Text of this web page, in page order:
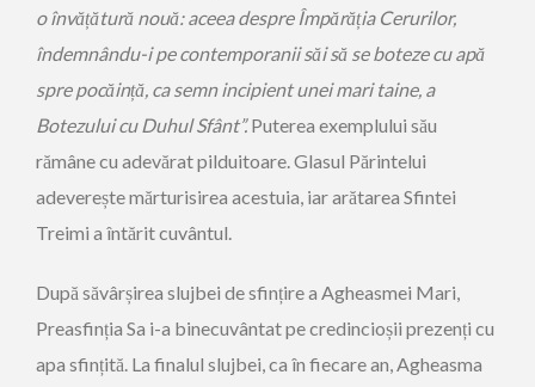
o învățătură nouă: aceea despre Împărăția Cerurilor,
îndemnându-i pe contemporanii săi să se boteze cu apă
spre pocăință, ca semn incipient unei mari taine, a
Botezului cu Duhul Sfânt”.Puterea exemplului său
rămâne cu adevărat pilduitoare. Glasul Părintelui
adeverește mărturisirea acestuia, iar arătarea Sfintei
Treimi a întărit cuvântul.
După săvârșirea slujbei de sfințire a Agheasmei Mari,
Preasfinția Sa i-a binecuvântat pe credincioșii prezenți cu
apa sfințită. La finalul slujbei, ca în fiecare an, Agheasma